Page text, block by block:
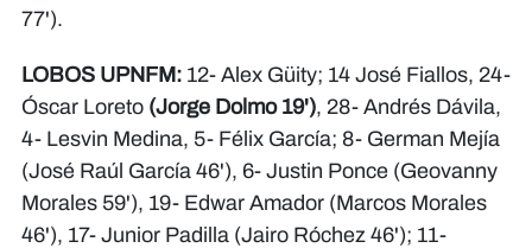
77').
LOBOS UPNFM: 12- Alex Güity; 14 José Fiallos, 24-
Óscar Loreto (Jorge Dolmo 19'), 28- Andrés Dávila,
4- Lesvin Medina, 5- Félix García; 8- German Mejía
(José Raúl García 46'), 6- Justin Ponce (Geovanny
Morales 59'), 19- Edwar Amador (Marcos Morales
46'), 17- Junior Padilla (Jairo Róchez 46'); 11-